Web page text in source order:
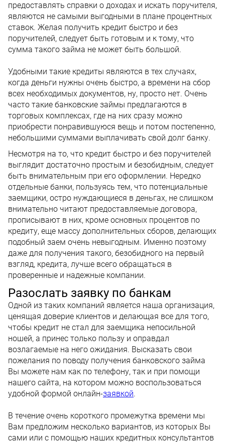
предоставлять справки о доходах и искать поручителя,
являются не самыми выгодными в плане процентных
ставок. Желая получить кредит быстро и без
поручителей, следует быть готовым и к тому, что
сумма такого займа не может быть большой.
Удобными такие кредиты являются в тех случаях,
когда деньги нужны очень быстро, а времени на сбор
всех необходимых документов, ну, просто нет. Очень
часто такие банковские займы предлагаются в
торговых комплексах, где на них сразу можно
приобрести понравившуюся вещь и потом постепенно,
небольшими суммами выплачивать свой долг банку.
Несмотря на то, что кредит быстро и без поручителей
выглядит достаточно простым и безобидным, следует
быть внимательным при его оформлении. Нередко
отдельные банки, пользуясь тем, что потенциальные
заемщики, остро нуждающиеся в деньгах, не слишком
внимательно читают предоставляемые договора,
прописывают в них, кроме основных процентов по
кредиту, еще массу дополнительных сборов, делающих
подобный заем очень невыгодным. Именно поэтому
даже для получения такого, безобидного на первый
взгляд, кредита, лучше всего обращаться в
проверенные и надежные компании.
Разослать заявку по банкам
Одной из таких компаний является наша организация,
ценящая доверие клиентов и делающая все для того,
чтобы кредит не стал для заемщика непосильной
ношей, а принес только пользу и оправдал
возлагаемые на него ожидания. Высказать свои
пожелания по поводу получения банковского займа
Вы можете нам как по телефону, так и при помощи
нашего сайта, на котором можно воспользоваться
удобной формой онлайн-заявкой.
В течение очень короткого промежутка времени мы
Вам предложим несколько вариантов, из которых Вы
сами или с помощью наших кредитных консультантов